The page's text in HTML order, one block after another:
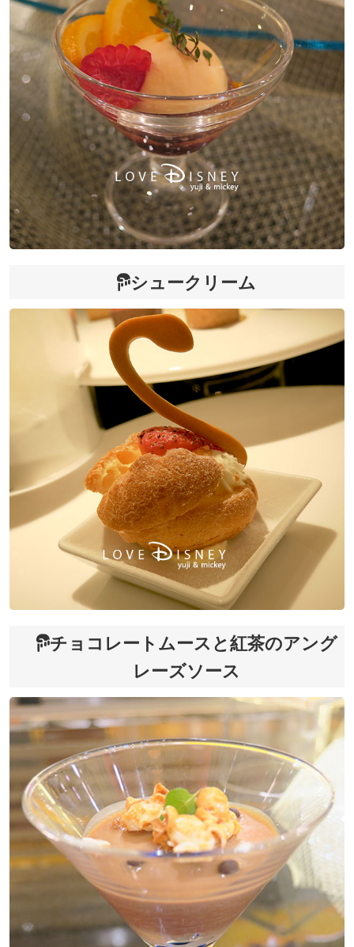
シュークリーム
チョコレートムースと紅茶のアング
レーズソース